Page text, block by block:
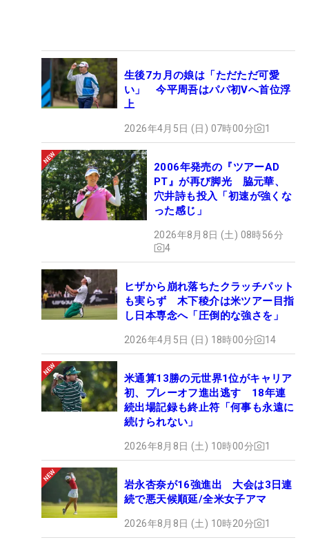
生後7カ月の娘は「ただただ可愛
い」 今平周吾はパパ初Vへ首位浮
上
2026年4月5日 (日) 07時00分 1
2006年発売の『ツアーAD
PT』が再び脚光 脇元華、
穴井詩も投入「初速が強くな
った感じ」
2026年8月8日 (土) 08時56分
4
ヒザから崩れ落ちたクラッチパット
も実らず 木下稜介は米ツアー目指
し日本専念へ「圧倒的な強さを」
2026年4月5日 (日) 18時00分 14
米通算13勝の元世界1位がキャリア
初、プレーオフ進出逃す 18年連
続出場記録も終止符「何事も永遠に
続けられない」
2026年8月8日 (土) 10時00分 1
岩永杏奈が16強進出 大会は3日連
続で悪天候順延/全米女子アマ
2026年8月8日 (土) 10時20分 1